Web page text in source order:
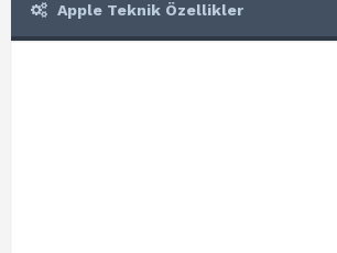
Apple Teknik Özellikler